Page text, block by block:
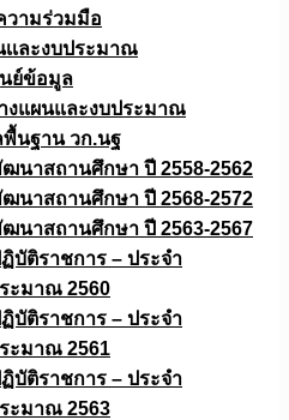
วามร่วมมือ
เเละงบประมาณ
ย์ข้อมูล
งแผนและงบประมาณ
นฐาน วก.นฐ
นาสถานศึกษา ปี 2558-2562
นาสถานศึกษา ปี 2568-2572
นาสถานศึกษา ปี 2563-2567
บัติราชการ – ประจำ
ะมาณ 2560
บัติราชการ – ประจำ
ะมาณ 2561
บัติราชการ – ประจำ
ะมาณ 2563